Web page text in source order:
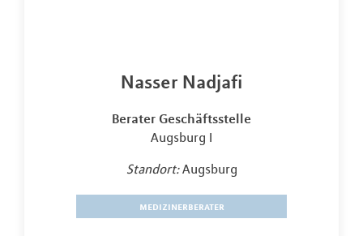
Nasser Nadjafi
Berater Geschäftsstelle
Augsburg I
Standort: Augsburg
medizinerberater